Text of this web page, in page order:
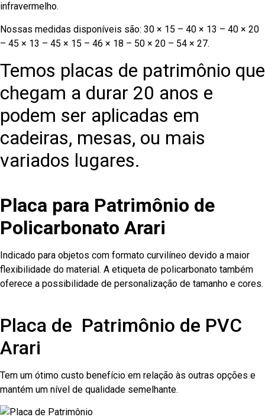
infravermelho.
Nossas medidas disponíveis são: 30 × 15 – 40 × 13 – 40 × 20
– 45 × 13 – 45 × 15 – 46 × 18 – 50 × 20 – 54 × 27.
Temos placas de patrimônio que
chegam a durar 20 anos e
podem ser aplicadas em
cadeiras, mesas, ou mais
variados lugares.
Placa para Patrimônio de
Policarbonato Arari
Indicado para objetos com formato curvilíneo devido a maior
flexibilidade do material. A etiqueta de policarbonato também
oferece a possibilidade de personalização de tamanho e cores.
Placa de Patrimônio de PVC
Arari
Tem um ótimo custo benefício em relação às outras opções e
mantém um nível de qualidade semelhante.